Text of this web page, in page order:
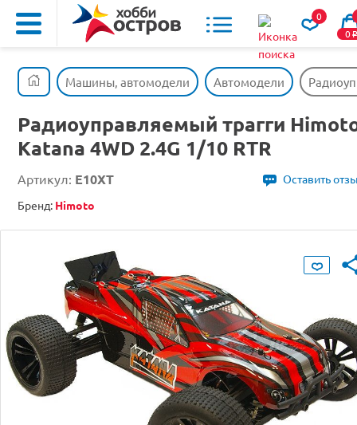
0
0o
Машины, автомодели Автомодели
Радиоуправляемый трагги
Katana 4WD 2.4G 1/10 RTR
Артикул: E10XT
Оставить
Бренд: Himoto